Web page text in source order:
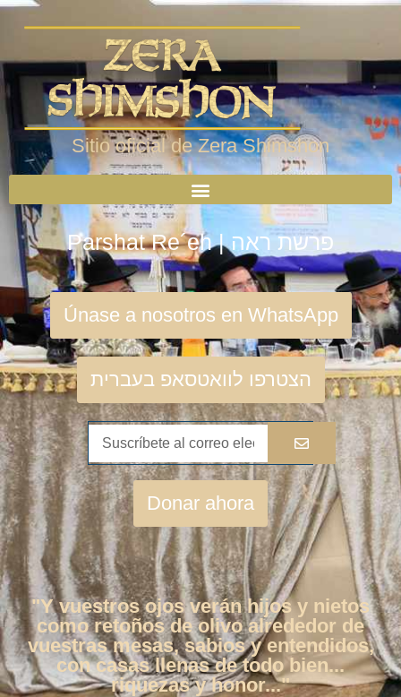
Sitio oficial de Zera Shimshon
Parshat Re´eh | פרשת ראה
Únase a nosotros en WhatsApp
הצטרפו לוואטסאפ בעברית
Donar ahora
"Y vuestros ojos verán hijos y nietos
como retoños de olivo alrededor de
vuestras mesas, sabios y entendidos,
con casas llenas de todo bien...
riquezas y honor..."